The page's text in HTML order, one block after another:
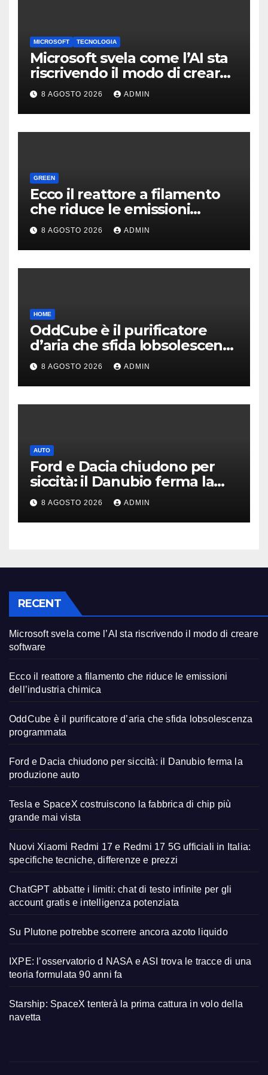
MICROSOFT TECNOLOGIA
Microsoft svela come l’AI sta
riscrivendo il modo di creare
software
8 AGOSTO 2026 ADMIN
GREEN
Ecco il reattore a filamento
che riduce le emissioni
dell’industria chimica
8 AGOSTO 2026 ADMIN
HOME
OddCube è il purificatore
d’aria che sfida lobsolescenza
programmata
8 AGOSTO 2026 ADMIN
AUTO
Ford e Dacia chiudono per
siccità: il Danubio ferma la
produzione auto
8 AGOSTO 2026 ADMIN
RECENT
Microsoft svela come l’AI sta riscrivendo il modo di creare
software
Ecco il reattore a filamento che riduce le emissioni
dell’industria chimica
OddCube è il purificatore d’aria che sfida lobsolescenza
programmata
Ford e Dacia chiudono per siccità: il Danubio ferma la
produzione auto
Tesla e SpaceX costruiscono la fabbrica di chip più
grande mai vista
Nuovi Xiaomi Redmi 17 e Redmi 17 5G ufficiali in Italia:
specifiche tecniche, differenze e prezzi
ChatGPT abbatte i limiti: chat di testo infinite per gli
account gratis e intelligenza potenziata
Su Plutone potrebbe scorrere ancora azoto liquido
IXPE: l’osservatorio d NASA e ASI trova le tracce di una
teoria formulata 90 anni fa
Starship: SpaceX tenterà la prima cattura in volo della
navetta